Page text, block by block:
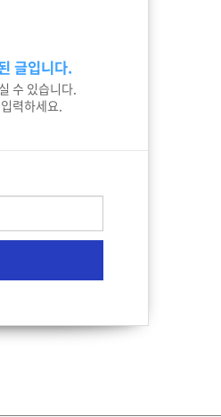
글입니다.
수 있습니다.
력하세요.